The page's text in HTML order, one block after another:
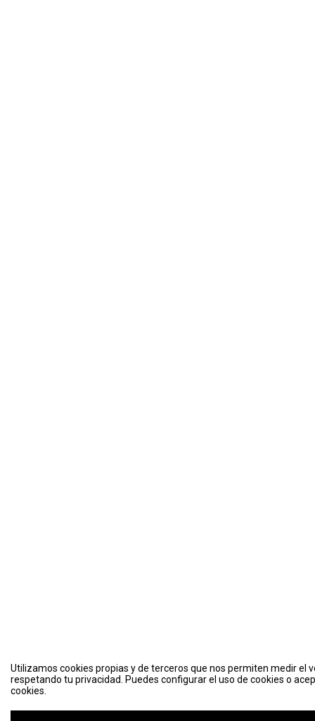
Utilizamos cookies propias y de terceros que nos permiten medir el
respetando tu privacidad. Puedes configurar el uso de cookies o
cookies.